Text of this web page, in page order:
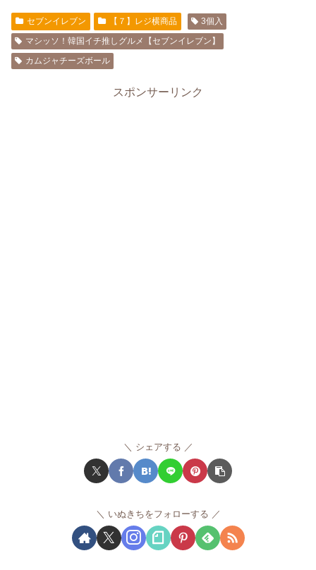
セブンイレブン 【７】レジ横商品
3個入
マシッソ！韓国イチ推しグルメ【セブンイレブン】
カムジャチーズボール
スポンサーリンク
シェアする
いぬきちをフォローする